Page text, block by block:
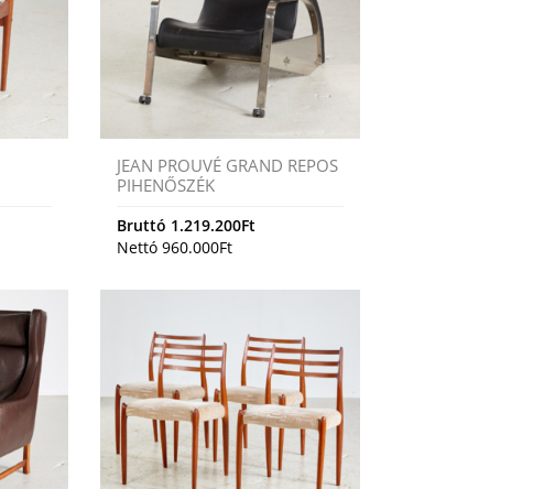
JEAN PROUVÉ GRAND REPOS
PIHENŐSZÉK
Bruttó 1.219.200Ft
Nettó960.000Ft